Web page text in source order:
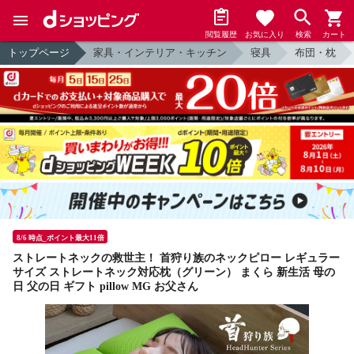
閲覧履歴 お気に入り 検索 カート
トップページ 家具・インテリア・キッチン 寝具 布団・枕
8/6 時点_ポイント最大11倍
ストレートネックの救世主！ 首狩り族のネックピロー レギュラー
サイズ ストレートネック対応枕（グリーン） まくら 新生活 母の
日 父の日 ギフト pillow MG お父さん